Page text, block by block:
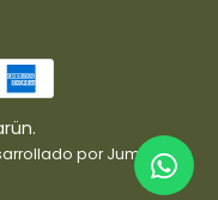
por Jumpseller.